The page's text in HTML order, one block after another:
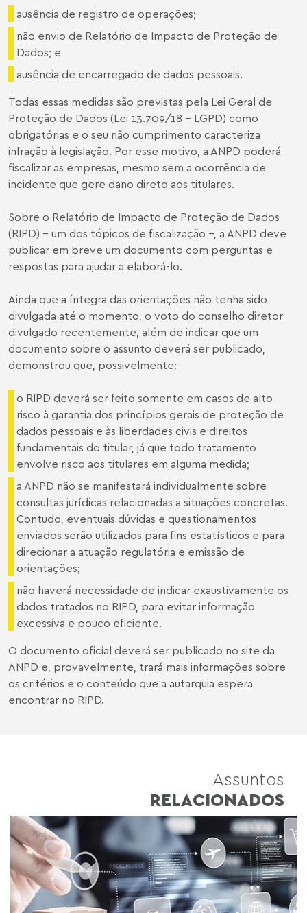
ausência de registro de operações;
não envio de Relatório de Impacto de Proteção de
Dados; e
ausência de encarregado de dados pessoais.
Todas essas medidas são previstas pela Lei Geral de
Proteção de Dados (Lei 13.709/18 – LGPD) como
obrigatórias e o seu não cumprimento caracteriza
infração à legislação. Por esse motivo, a ANPD poderá
fiscalizar as empresas, mesmo sem a ocorrência de
incidente que gere dano direto aos titulares.
Sobre o Relatório de Impacto de Proteção de Dados
(RIPD) – um dos tópicos de fiscalização –, a ANPD deve
publicar em breve um documento com perguntas e
respostas para ajudar a elaborá-lo.
Ainda que a íntegra das orientações não tenha sido
divulgada até o momento, o voto do conselho diretor
divulgado recentemente, além de indicar que um
documento sobre o assunto deverá ser publicado,
demonstrou que, possivelmente:
o RIPD deverá ser feito somente em casos de alto
risco à garantia dos princípios gerais de proteção de
dados pessoais e às liberdades civis e direitos
fundamentais do titular, já que todo tratamento
envolve risco aos titulares em alguma medida;
a ANPD não se manifestará individualmente sobre
consultas jurídicas relacionadas a situações concretas.
Contudo, eventuais dúvidas e questionamentos
enviados serão utilizados para fins estatísticos e para
direcionar a atuação regulatória e emissão de
orientações;
não haverá necessidade de indicar exaustivamente os
dados tratados no RIPD, para evitar informação
excessiva e pouco eficiente.
O documento oficial deverá ser publicado no site da
ANPD e, provavelmente, trará mais informações sobre
os critérios e o conteúdo que a autarquia espera
encontrar no RIPD.
Assuntos
RELACIONADOS